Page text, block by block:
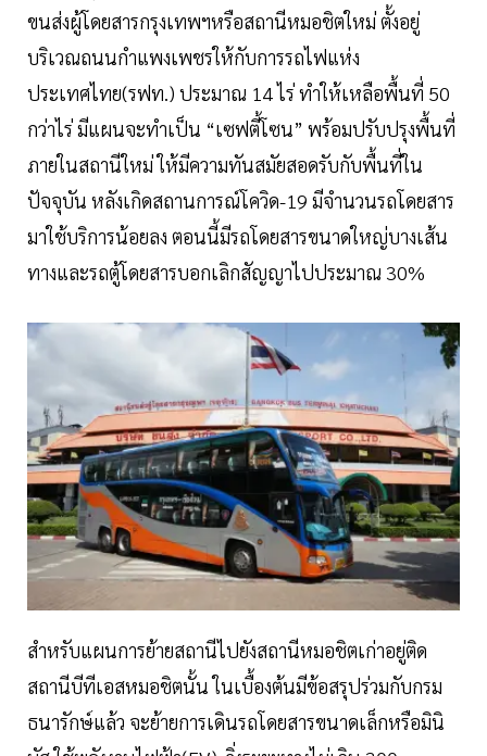
ขนส่งผู้โดยสารกรุงเทพฯหรือสถานีหมอชิตใหม่ ตั้งอยู่
บริเวณถนนกำแพงเพชรให้กับการรถไฟแห่ง
ประเทศไทย(รฟท.) ประมาณ 14 ไร่ ทำให้เหลือพื้นที่ 50
กว่าไร่ มีแผนจะทำเป็น “เซฟตี้โซน” พร้อมปรับปรุงพื้นที่
ภายในสถานีใหม่ ให้มีความทันสมัยสอดรับกับพื้นที่ใน
ปัจจุบัน หลังเกิดสถานการณ์โควิด-19 มีจำนวนรถโดยสาร
มาใช้บริการน้อยลง ตอนนี้มีรถโดยสารขนาดใหญ่บางเส้น
ทางและรถตู้โดยสารบอกเลิกสัญญาไปประมาณ 30%
สำหรับแผนการย้ายสถานีไปยังสถานีหมอชิตเก่าอยู่ติด
สถานีบีทีเอสหมอชิตนั้น ในเบื้องต้นมีข้อสรุปร่วมกับกรม
ธนารักษ์แล้ว จะย้ายการเดินรถโดยสารขนาดเล็กหรือมินิ